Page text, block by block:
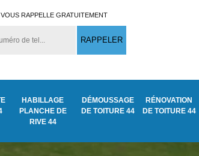
RAPPELLE GRATUITEMENT
HABILLAGE
PLANCHE DE
RIVE 44
DÉMOUSSAGE
DE TOITURE 44
RÉNOVATION
DE TOITURE 44